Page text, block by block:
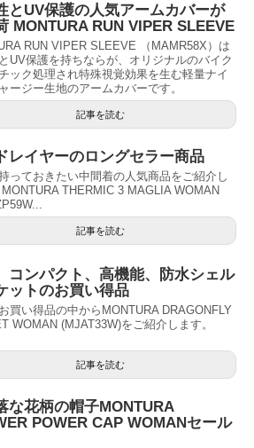
とUV保護の人気アームカバーが
MONTURA RUN VIPER SLEEVE
RUN VIPER SLEEVE （MAMR58X）は
UV保護を持ちならが、オリジナルのバイク
ック処理され特殊視覚効果を生む軽量ナイ
ージー生地のアームカバーです。
記事を読む
レイヤーのロングセラー商品
っておきたい中間着の人気商品をご紹介し
MONTURA THERMIC 3 MAGLIA WOMAN
記事を読む
コンパクト、高機能、防水シェル
ットのお買い得品
買い得品の中からMONTURA DRAGONFLY
WOMAN (MJAT33W)をご紹介します。
記事を読む
な花柄の帽子MONTURA
POWER CAP WOMANセール